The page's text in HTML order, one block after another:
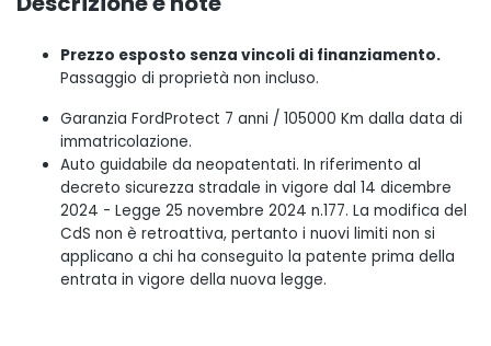
Prezzo esposto senza vincoli di finanziamento.
Passaggio di proprietà non incluso.
Garanzia FordProtect 7 anni / 105000 Km dalla data di
immatricolazione.
Auto guidabile da neopatentati. In riferimento al
decreto sicurezza stradale in vigore dal 14 dicembre
2024 - Legge 25 novembre 2024 n.177. La modifica del
CdS non è retroattiva, pertanto i nuovi limiti non si
applicano a chi ha conseguito la patente prima della
entrata in vigore della nuova legge.